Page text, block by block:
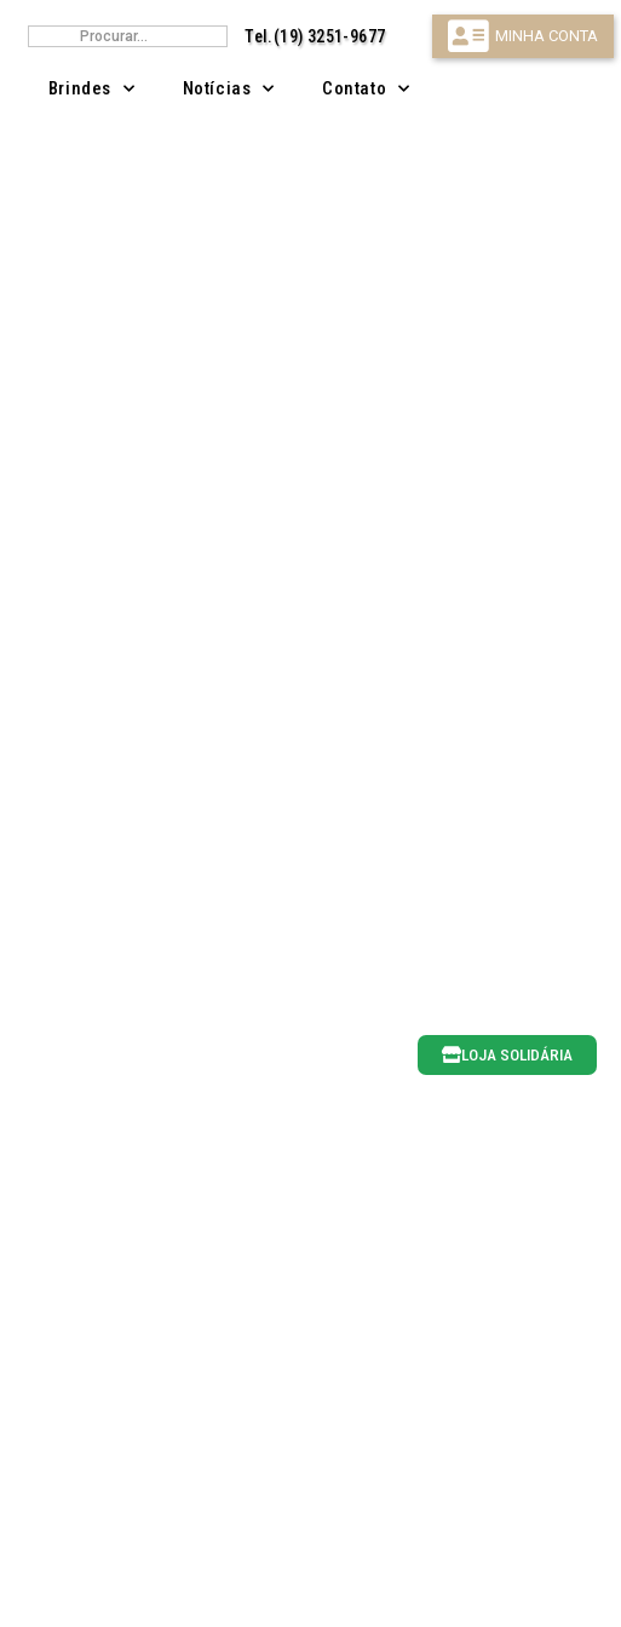
Pesquisar Tel.(19) 3251-9677 MINHA CONTA
Brindes Notícias Contato
LOJA SOLIDÁRIA